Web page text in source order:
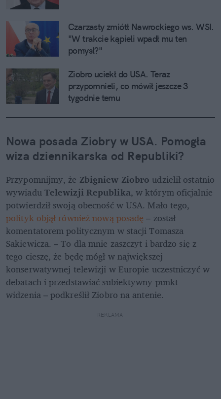
Czarzasty zmiótł Nawrockiego ws. WSI.
"W trakcie kąpieli wpadł mu ten
pomysł?"
Ziobro uciekł do USA. Teraz
przypomnieli, co mówił jeszcze 3
tygodnie temu
Nowa posada Ziobry w USA. Pomogła
wiza dziennikarska od Republiki?
Przypomnijmy, że Zbigniew Ziobro udzielił ostatnio
wywiadu Telewizji Republika, w którym oficjalnie
polityk objął również nową posadę – został
komentatorem politycznym w stacji Tomasza
Sakiewicza. – To dla mnie zaszczyt i bardzo się z
tego cieszę, że będę mógł w największej
konserwatywnej telewizji w Europie uczestniczyć w
debatach i przedstawiać subiektywny punkt
widzenia – podkreślił Ziobro na antenie.
REKLAMA